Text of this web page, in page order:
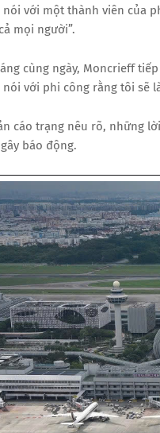
với một thành viên của
mọi người”.
cùng ngày, Moncrieff
với phi công rằng tôi sẽ
cáo trạng nêu rõ, những
báo động.